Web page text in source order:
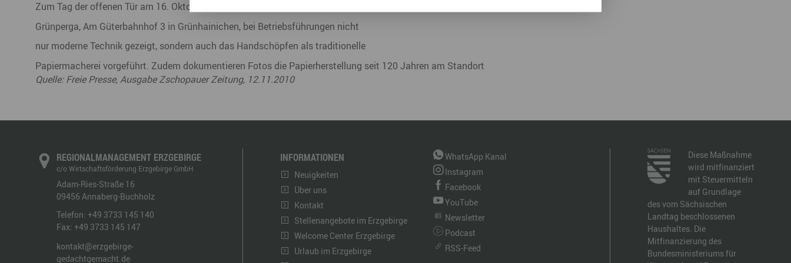
Zum Tag der offenen Tür am 16. Oktober von 10 bis 16 Uhr wird in der
Grünperga, Am Güterbahnhof 3 in Grünhainichen, bei Betriebsführungen nicht
nur moderne Technik gezeigt, sondern auch das Handschöpfen als traditionelle
Papiermacherei vorgeführt. Zudem dokumentieren Fotos die Papierherstellung seit 120 Jahren am Standort
Quelle: Freie Presse, Ausgabe Zschopauer Zeitung, 12.11.2010
REGIONALMANAGEMENT ERZGEBIRGE
c/o Wirtschaftsförderung Erzgebirge GmbH
Adam-Ries-Straße 16
09456 Annaberg-Buchholz
Telefon: +49 3733 145 140
Fax: +49 3733 145 147
kontakt@erzgebirge-
gedachtgemacht.de
INFORMATIONEN
Neuigkeiten
Über uns
Kontakt
Stellenangebote im Erzgebirge
Welcome Center Erzgebirge
Urlaub im Erzgebirge
WhatsApp Kanal
Instagram
Facebook
YouTube
Newsletter
Podcast
RSS-Feed
Diese Maßnahme
wird mitfinanziert
mit Steuermitteln
auf Grundlage
des vom Sächsischen
Landtag beschlossenen
Haushaltes. Die
Mitfinanzierung des
Bundesministeriums für